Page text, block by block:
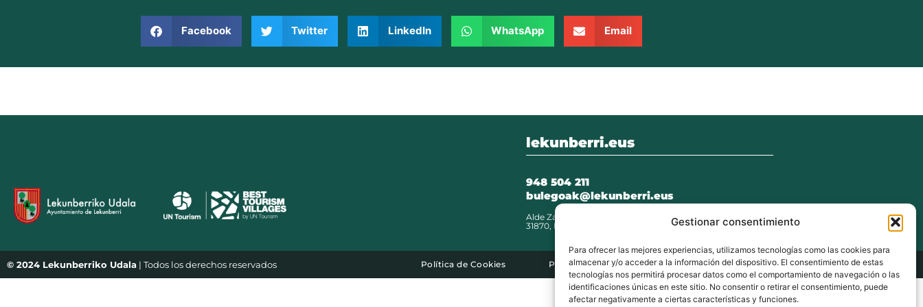
Gestionar consentimiento
Para ofrecer las mejores experiencias, utilizamos tecnologías como las cookies para
almacenar y/o acceder a la información del dispositivo. El consentimiento de estas
tecnologías nos permitirá procesar datos como el comportamiento de navegación o las
identificaciones únicas en este sitio. No consentir o retirar el consentimiento, puede
afectar negativamente a ciertas características y funciones.
Facebook Twitter LinkedIn WhatsApp Email
lekunberri.eus
948 504 211
bulegoak@lekunberri.eus
Alde Zaharra 41,
31870, Lekunberri
© 2024 Lekunberriko Udala | Todos los derechos reservados Política de Cookies Política de Privacidad Aviso Legal